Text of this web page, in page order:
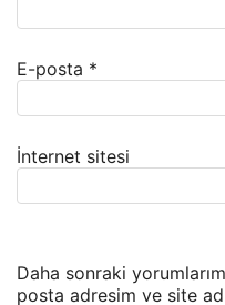
E-posta *
İnternet sitesi
Daha sonraki
posta adresim ve site